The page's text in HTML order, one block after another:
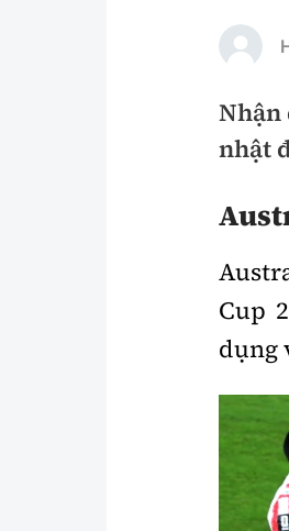
An ninh hình sự
Nhận
nhật
Cup
dụng